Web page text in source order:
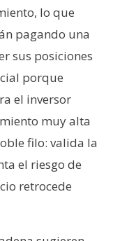
lo que
pagando una
sus posiciones
porque
el inversor
muy alta
filo: valida la
el riesgo de
retrocede